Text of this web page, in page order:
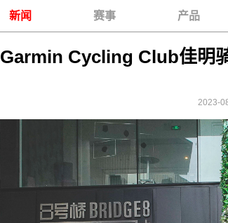
新闻 赛事 产品
Garmin Cycling Club佳明
2023-